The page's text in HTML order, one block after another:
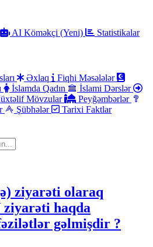
AI Köməkçi (Yeni) Statistikalar
Əxlaq
Fiqhi Məsələlər
İslamda Qadın
İslami Dərslər
Mövzular
Peyğəmbərlər
Şübhələr Tarixi Faktlar
ziyarəti olaraq
haqda
gəlmişdir ?